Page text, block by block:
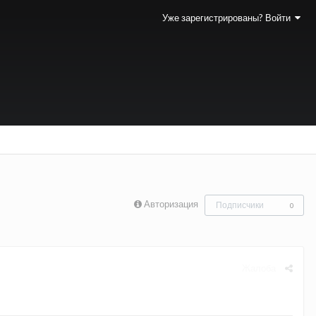
Уже зарегистрированы? Войти
Авторизация Подписчики 0